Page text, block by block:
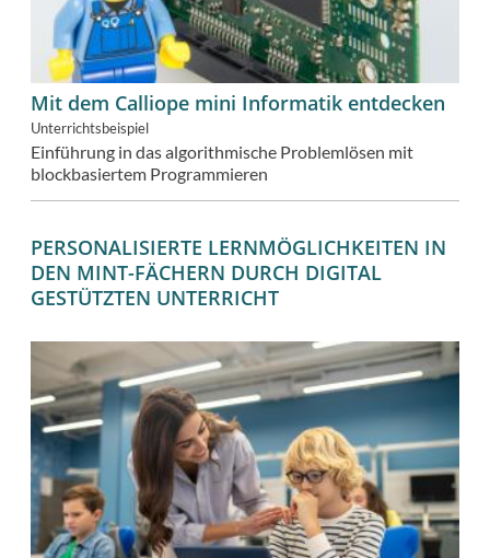
Mit dem Calliope mini Informatik entdecken
Unterrichtsbeispiel
Einführung in das algorithmische Problemlösen mit
blockbasiertem Programmieren
PERSONALISIERTE LERNMÖGLICHKEITEN IN
DEN MINT-FÄCHERN DURCH DIGITAL
GESTÜTZTEN UNTERRICHT